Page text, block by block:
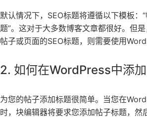
默认情况下，SEO标题将遵循以下模板：
题”。这对于大多数博客文章都很好。但
帖子或页面的SEO标题，则需要使用
2. 如何在WordPress中添
为您的帖子添加标题很简单。当您在
时，块编辑器将要求您添加帖子标题，然